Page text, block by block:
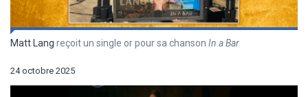
Matt Lang reçoit un single or pour sa chanson In a Bar
24 octobre 2025